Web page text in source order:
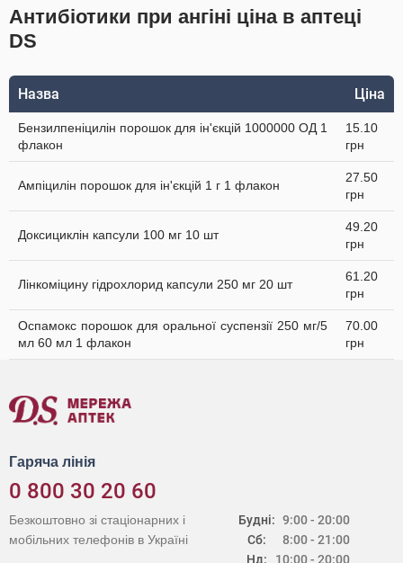
Антибіотики при ангіні ціна в аптеці
DS
Назва Ціна
Бензилпеніцилін порошок для ін'єкцій 1000000 ОД 1
флакон
15.10
грн
Ампіцилін порошок для ін'єкцій 1 г 1 флакон
27.50
грн
Доксициклін капсули 100 мг 10 шт
49.20
грн
Лінкоміцину гідрохлорид капсули 250 мг 20 шт
61.20
грн
Оспамокс порошок для оральної суспензії 250 мг/5
мл 60 мл 1 флакон
70.00
грн
Гаряча лінія
0 800 30 20 60
Будні:
Сб:
Нд:
9:00 - 20:00
8:00 - 21:00
10:00 - 20:00
Безкоштовно зі стаціонарних і
мобільних телефонів в Україні